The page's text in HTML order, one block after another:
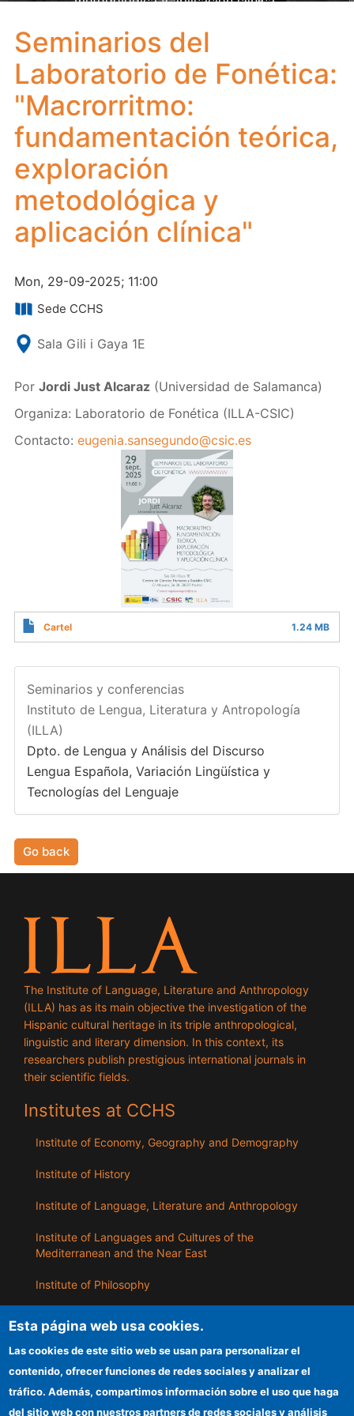
Seminarios del
Laboratorio de Fonética:
"Macrorritmo:
fundamentación teórica,
exploración
metodológica y
aplicación clínica"
Mon, 29-09-2025; 11:00
Sede CCHS
Sala Gili i Gaya 1E
Por Jordi Just Alcaraz(Universidad de Salamanca)
Organiza: Laboratorio de Fonética (ILLA-CSIC)
Contacto: eugenia.sansegundo@csic.es
Cartel 1.24 MB
Seminarios y conferencias
Instituto de Lengua, Literatura y Antropología
(ILLA)
Dpto. de Lengua y Análisis del Discurso
Lengua Española, Variación Lingüística y
Tecnologías del Lenguaje
Go back
The Institute of Language, Literature and Anthropology
(ILLA) has as its main objective the investigation of the
Hispanic cultural heritage in its triple anthropological,
linguistic and literary dimension. In this context, its
researchers publish prestigious international journals in
their scientific fields.
Institutes at CCHS
Institute of Economy, Geography and Demography
Institute of History
Institute of Language, Literature and Anthropology
Institute of Languages ​​and Cultures of the
Mediterranean and the Near East
Institute of Philosophy
ILLA
Esta página web usa cookies.
Las cookies de este sitio web se usan para personalizar el
contenido, ofrecer funciones de redes sociales y analizar el
tráfico. Además, compartimos información sobre el uso que haga
del sitio web con nuestros partners de redes sociales y análisis